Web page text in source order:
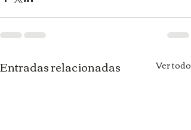
Entradas relacionadas Ver todo